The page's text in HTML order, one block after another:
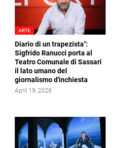
ARTE
Diario di un trapezista":
Sigfrido Ranucci porta al
Teatro Comunale di Sassari
il lato umano del
giornalismo d'inchiesta
April 19, 2026